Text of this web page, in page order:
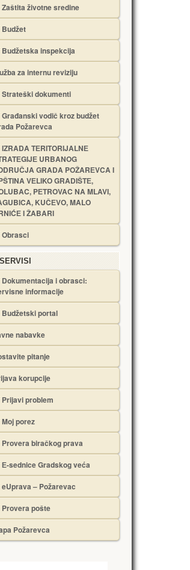
Zaštita životne sredine
Budžet
Budžetska inspekcija
za internu reviziju
Strateški dokumenti
Građanski vodič kroz budžet
Požarevca
IZRADA TЕRITORIJALNЕ
URBANOG
GRADA POŽARЕVCA I
VЕLIKO GRADIŠTЕ,
PЕTROVAC NA MLAVI,
KUČЕVO, MALO
I ŽABARI
Obrasci
Dokumentacija i obrasci:
informacije
Budžetski portal
nabavke
pitanje
korupcije
Prijavi problem
Moj porez
Provera biračkog prava
Е-sednice Gradskog veća
eUprava – Požarevac
Provera pošte
Požarevca